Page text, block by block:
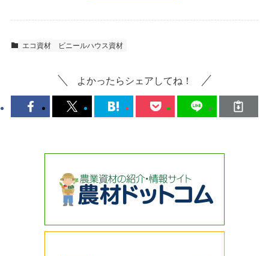
エコ資材 ビニールハウス資材
よかったらシェアしてね！